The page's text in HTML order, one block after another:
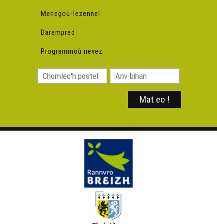
Yann Queffeleant
Paotred al loc'h
Ozan Trio - Ar mêwier
Morwenn Le Normand & Roland Conq - Kanomp nouel
e penn an ti
Morwenn Le Normand & Roland Conq – Noz an
Morwenn Le Normand & Roland Conq - Paotrig bihan
Menegoù-lezennel
Darempred
Programmoù nevez